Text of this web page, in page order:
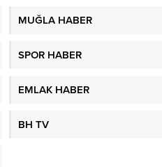
MUĞLA HABER
SPOR HABER
EMLAK HABER
BH TV